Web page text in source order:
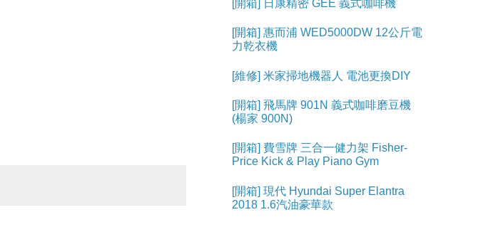
[開箱] 日康精密 GEE 義式咖啡機
[開箱] 惠而浦 WED5000DW 12公斤電
力乾衣機
[維修] 米家掃地機器人 電池更換DIY
[開箱] 飛馬牌 901N 義式咖啡磨豆機
(楊家 900N)
[開箱] 費雪牌 三合一健力架 Fisher-
Price Kick & Play Piano Gym
[開箱] 現代 Hyundai Super Elantra
2018 1.6汽油豪華款